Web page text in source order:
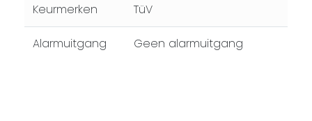
Keurmerken TüV
Alarmuitgang Geen alarmuitgang